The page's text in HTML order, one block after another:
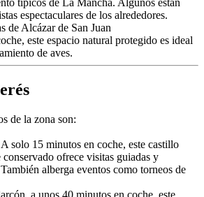
típicos de La Mancha. Algunos están
espectaculares de los alrededores.
de Alcázar de San Juan
este espacio natural protegido es ideal
de aves.
de la zona son:
solo 15 minutos en coche, este castillo
ofrece visitas guiadas y
alberga eventos como torneos de
a unos 40 minutos en coche, este